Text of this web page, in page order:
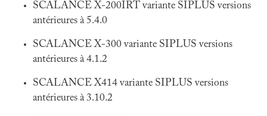
SCALANCE X-200IRT variante SIPLUS versions
antérieures à 5.4.0
SCALANCE X-300 variante SIPLUS versions
antérieures à 4.1.2
SCALANCE X414 variante SIPLUS versions
antérieures à 3.10.2